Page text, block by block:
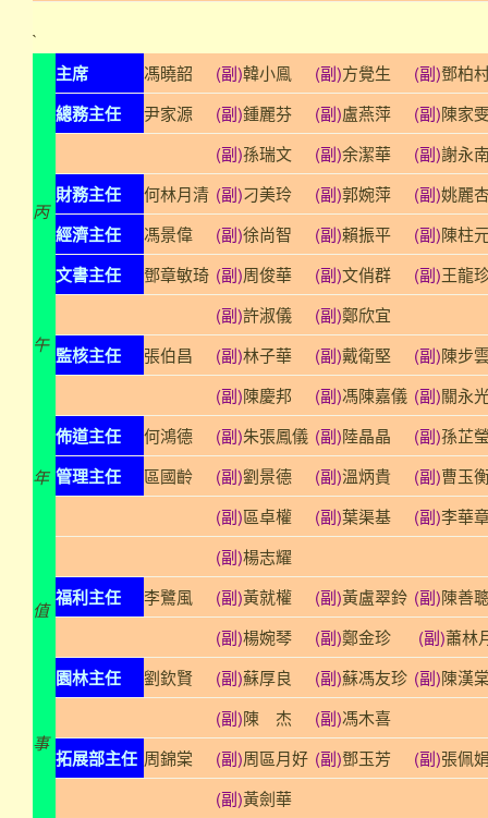
`
丙
午
年
值
事
主席 馮曉韶 (副)韓小鳯 (副)方覺生 (副)鄧柏
總務主任 尹家源 (副)鍾麗芬 (副)盧燕萍 (副)陳家
(副)孫瑞文 (副)余潔華 (副)謝永
財務主任 何林月清 (副)刁美玲 (副)郭婉萍 (副)姚麗
經濟主任 馮景偉 (副)徐尚智 (副)賴振平 (副)陳柱
文書主任 鄧章敏琦 (副)周俊華 (副)文俏群 (副)王龍
(副)許淑儀 (副)鄭欣宜
監核主任 張伯昌 (副)林子華 (副)戴衛堅 (副)陳步
(副)陳慶邦 (副)馮陳嘉儀 (副)關永
佈道主任 何鴻德 (副)朱張鳳儀 (副)陸晶晶 (副)孫芷
管理主任 區國齡 (副)劉景德 (副)溫炳貴 (副)曹玉
(副)區卓權 (副)葉渠基 (副)李華
(副)楊志耀
福利主任 李鷺風 (副)黃就權 (副)黃盧翠鈴 (副)陳善
(副)楊婉琴 (副)鄭金珍 (副)蕭林
園林主任 劉欽賢 (副)蘇厚良 (副)蘇馮友珍 (副)陳漢
(副)陳 杰 (副)馮木喜
拓展部主任 周錦棠 (副)周區月好 (副)鄧玉芳 (副)張佩
(副)黃劍華